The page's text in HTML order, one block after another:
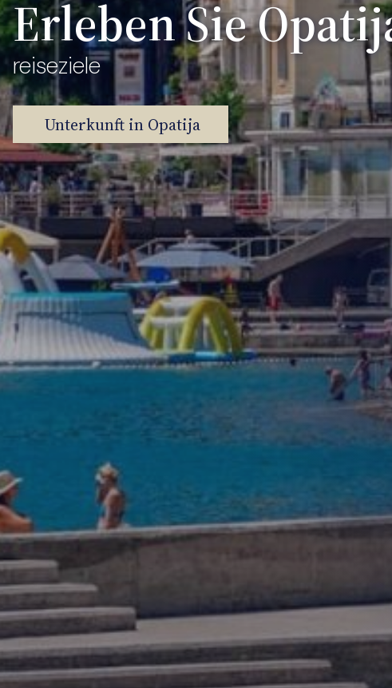
Erleben Sie
reiseziele
Unterkunft in Opatija